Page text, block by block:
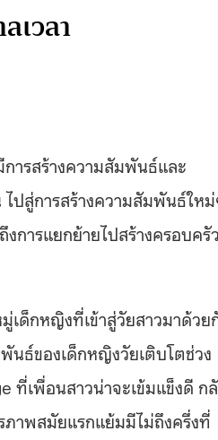
เวลา
การสร้างความสัมพันธ์และ
ปสู่การสร้างความสัมพันธ์ให
การแยกย้ายไปสร้างครอบครัว
เด็กหญิงที่เข้าสู่วัยสาวมาด้วย
ธ์ของเด็กหญิงวัยเติบโตช่วง
ที่เพื่อนสาวน่าจะเข้มแข็งดี ก
าพสมัยแรกแย้มมีไม่ถึงครึ่งที่